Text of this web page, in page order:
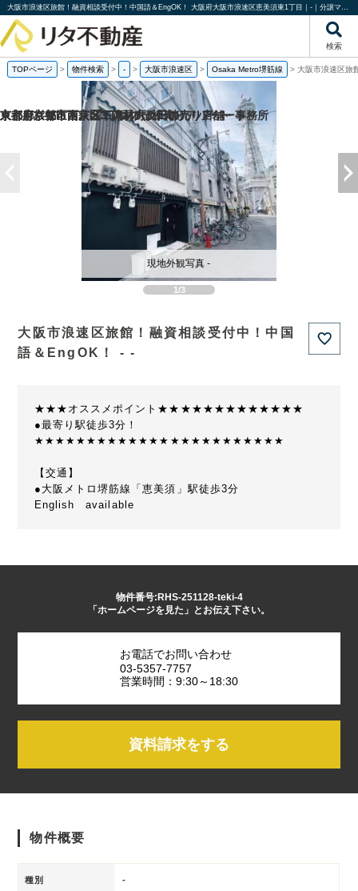
大阪市浪速区旅館！融資相談受付中！中国語＆EngOK！ 大阪府大阪市浪速区恵美須東1丁目｜-｜分譲マンション情報｜株式会社リタ不動産
検索
TOPページ > 物件検索 > - > 大阪市浪速区 > Osaka Metro堺筋線 > 大阪市浪速区旅
1/3
現地外観写真 -
大阪市浪速区旅館！融資相談受付中！中国
語＆EngOK！ - -
★★★オススメポイント★★★★★★★★★★★★★
●最寄り駅徒歩3分！
★★★★★★★★★★★★★★★★★★★★★★★★
【交通】
●大阪メトロ堺筋線「恵美須」駅徒歩3分
English available
物件番号:RHS-251128-teki-4
「ホームページを見た」とお伝え下さい。
お電話でお問い合わせ
03-5357-7757
営業時間：9:30～18:30
資料請求をする
物件概要
種別 -
京都府京都市西京区下津林六反田の売り店舗・事務所
京都府京都市西京区下津林六反田の
京都府京都市下京区二人司町の一棟売りアパート
東京都杉並区南荻窪3丁目の一棟売りアパート